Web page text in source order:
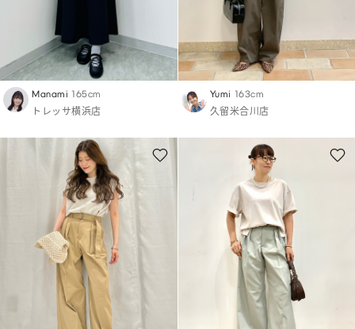
Manami 165cm
トレッサ横浜店
Yumi 163cm
久留米合川店